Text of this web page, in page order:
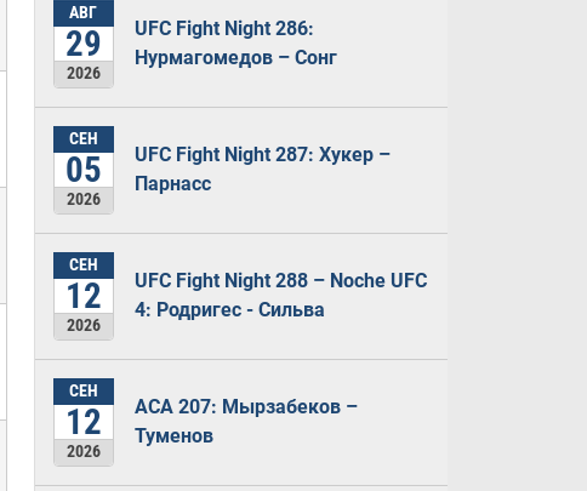
АВГ
29
2026
UFC Fight Night 286:
Нурмагомедов – Сонг
СЕН
05
2026
UFC Fight Night 287: Хукер –
Парнасс
СЕН
12
2026
UFC Fight Night 288 – Noche UFC
4: Родригес - Сильва
СЕН
12
2026
ACA 207: Мырзабеков –
Туменов